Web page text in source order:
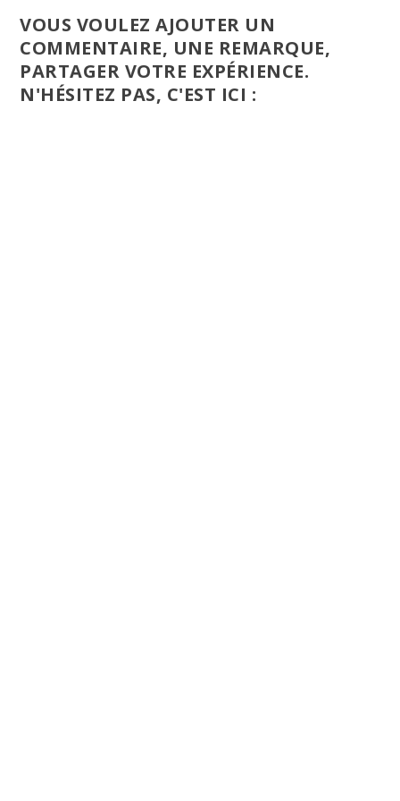
VOUS VOULEZ AJOUTER UN
COMMENTAIRE, UNE REMARQUE,
PARTAGER VOTRE EXPÉRIENCE.
N'HÉSITEZ PAS, C'EST ICI :